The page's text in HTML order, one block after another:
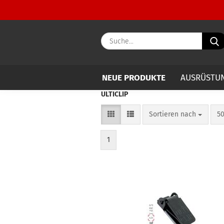
NEUE PRODUKTE
ULTICLIP
Sortieren nach
Sortieren nach
1